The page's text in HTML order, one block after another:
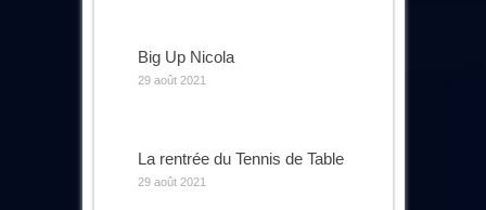
Big Up Nicola
29 août 2021
La rentrée du Tennis de Table
29 août 2021